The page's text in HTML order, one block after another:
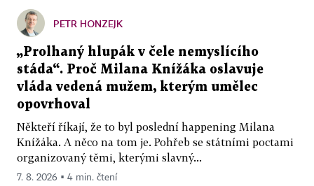
PETR HONZEJK
„Prolhaný hlupák v čele nemyslícího
stáda“. Proč Milana Knížáka oslavuje
vláda vedená mužem, kterým umělec
opovrhoval
Někteří říkají, že to byl poslední happening Milana
Knížáka. A něco na tom je. Pohřeb se státními poctami
organizovaný těmi, kterými slavný...
7. 8. 2026 ▪ 4 min. čtení